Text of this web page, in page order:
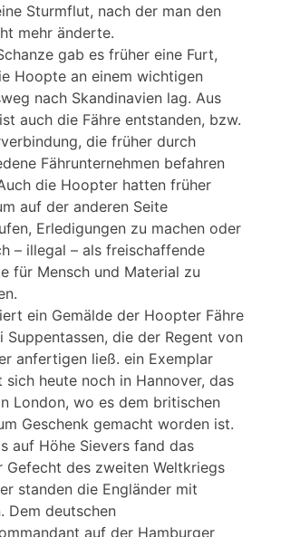
Sturmflut, nach der man den
mehr änderte.
gab es früher eine Furt,
Hoopte an einem wichtigen
nach Skandinavien lag. Aus
auch die Fähre entstanden, bzw.
die früher durch
Fährunternehmen befahren
die Hoopter hatten früher
auf der anderen Seite
Erledigungen zu machen oder
– illegal – als freischaffende
für Mensch und Material zu
ein Gemälde der Hoopter Fähre
Suppentassen, die der Regent von
anfertigen ließ. ein Exemplar
sich heute noch in Hannover, das
London, wo es dem britischen
Geschenk gemacht worden ist.
auf Höhe Sievers fand das
Gefecht des zweiten Weltkriegs
standen die Engländer mit
Dem deutschen
auf der Hamburger